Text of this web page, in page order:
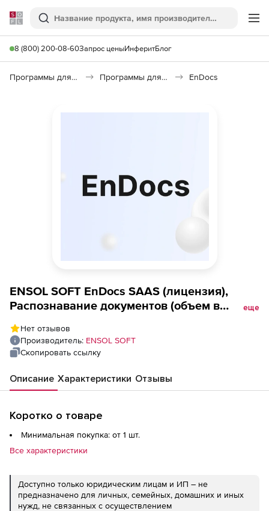
Softline
Поиск
8 (800) 200-08-60Запрос ценыИнферитБлог
Программы для программирования Программы для разработки ПО EnDocs
ENSOL SOFT EnDocs SAAS (лицензия),
Распознавание документов (объем в
еще
Нет отзывов
Производитель: ENSOL SOFT
Скопировать ссылку
Описание Характеристики Отзывы
Коротко о товаре
Минимальная покупка: от 1 шт.
Все характеристики
Доступно только юридическим лицам и ИП – не
предназначено для личных, семейных, домашних и иных
нужд, не связанных с осуществлением